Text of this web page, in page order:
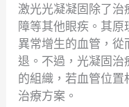
激光光凝凝固除了
障等其他眼疾。其
異常增生的血管，從
退。不過，光凝固治
的組織，若血管位
治療方案。